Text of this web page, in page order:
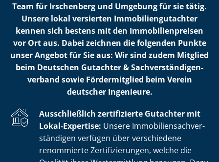
Team für Irschenberg und Umgebung für sie tätig.
Unsere lokal versierten Im­mo­bi­li­en­gut­ach­ter
kennen sich bestens mit den Im­mo­bi­li­en­prei­sen
vor Ort aus. Dabei zeichnen die folgenden Punkte
unser Angebot für Sie aus: Wir sind zudem Mitglied
beim Deutschen Gutachter & Sach­ver­stän­di­gen­
ver­band sowie Fördermitglied beim Verein
deutscher Ingenieure.
Ausschließlich zertifizierte Gutachter mit
Lokal-Expertise: Unsere Im­mo­bi­li­en­sach­ver­
stän­di­gen verfügen über verschiedene
renommierte Zer­ti­fi­zie­run­gen, welche die